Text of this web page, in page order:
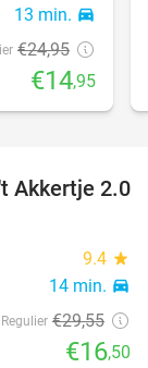
13 min. directions_car
€24,95
€14,95
44%
Akkertje 2.0
9.4 star
14 min. directions_car
Regulier €29,55
€16,50